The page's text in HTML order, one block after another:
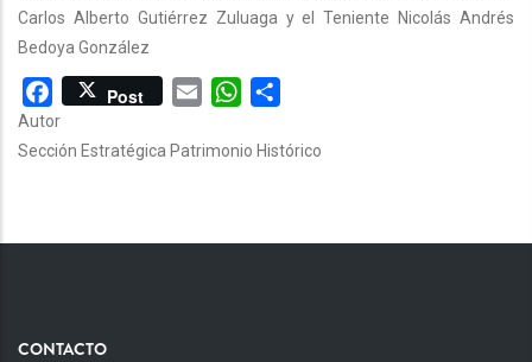
Carlos Alberto Gutiérrez Zuluaga y el Teniente Nicolás Andrés
Bedoya González
Facebook
Post Email WhatsApp
Autor
Sección Estratégica Patrimonio Histórico
CONTACTO